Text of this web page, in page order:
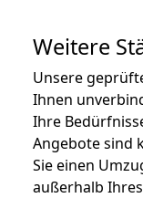
Weitere
Unsere
Ihnen
Ihre
Angebote sind
Sie einen
außerhalb